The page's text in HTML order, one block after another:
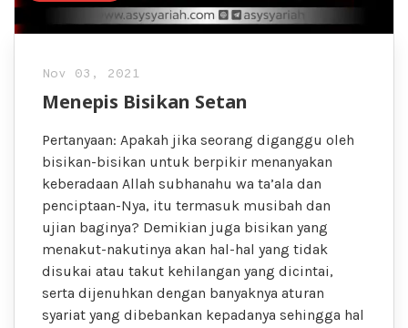
Nov 03, 2021
Menepis Bisikan Setan
Pertanyaan: Apakah jika seorang diganggu oleh
bisikan-bisikan untuk berpikir menanyakan
keberadaan Allah subhanahu wa ta’ala dan
penciptaan-Nya, itu termasuk musibah dan
ujian baginya? Demikian juga bisikan yang
menakut-nakutinya akan hal-hal yang tidak
disukai atau takut kehilangan yang dicintai,
serta dijenuhkan dengan banyaknya aturan
syariat yang dibebankan kepadanya sehingga hal